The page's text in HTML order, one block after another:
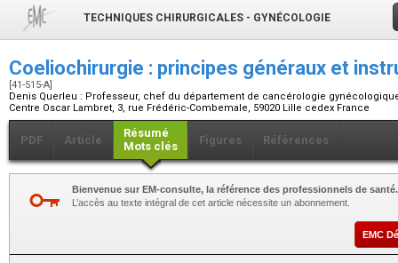
TECHNIQUES CHIRURGICALES - GYNÉCOLOGIE
Coeliochirurgie : principes généraux et
[41-515-A]
Denis Querleu : Professeur, chef du département de cancérologie
Centre Oscar Lambret, 3, rue Frédéric-Combemale, 59020 Lille cedex France
PDF Article
Résumé
Mots clés
Figures Références
Bienvenue sur EM-consulte, la référence des professionnels de santé.
L’accès au texte intégral de cet article nécessite un abonnement.
EMC